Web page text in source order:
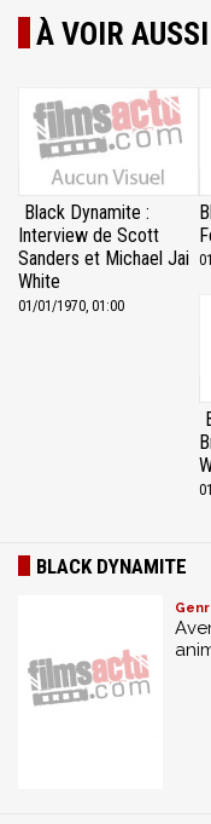
À VOIR AUSSI
Black Dynamite :
Interview de Scott
Sanders et Michael Jai
White
01/01/1970, 01:00
BLACK DYNAMITE